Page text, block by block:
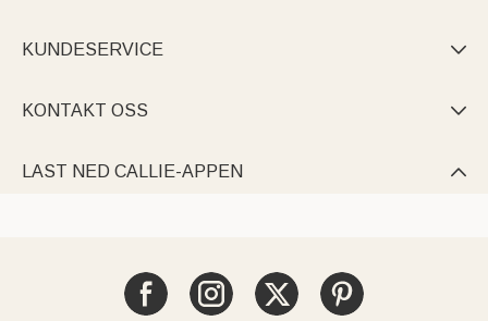
KUNDESERVICE 
KONTAKT OSS 
LAST NED CALLIE-APPEN 